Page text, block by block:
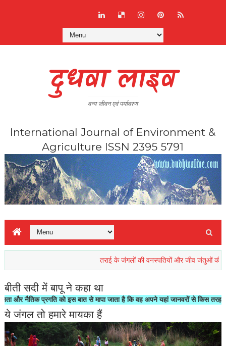
दुधवा लाइव
वन्य जीवन एवं पर्यावरण
International Journal of Environment &
Agriculture ISSN 2395 5791
तराई के जंगलों की वनस्पतियों और जीव जंतुओं की
बीती सदी में बापू ने कहा था
नैतिक प्रगति को इस बात से मापा जाता है कि वह अपने यहां जानवरों से किस तरह का सलूक
ये जंगल तो हमारे मायका हैं